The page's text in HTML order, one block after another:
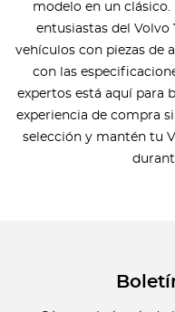
modelo en un clásico.
entusiastas del Volvo
vehículos con piezas de
con las
expertos está aquí para
experiencia de compra
selección y mantén tu